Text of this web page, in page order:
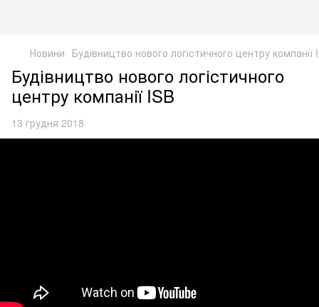
Новини Будівництво нового логістичного центру компанії
Будівництво нового логістичного
центру компанії ISB
13 грудня 2018